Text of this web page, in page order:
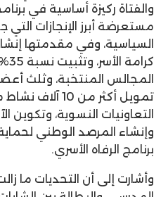
والفتاة ركيزة أساسية في
مستعرضة أبرز الإنجازات التي
السياسية، وفي مقدمتها
المجالس المنتخبة، وثلث
تمويل أكثر من 10
التعاونيات النسوية، وتكوين
وإنشاء المرصد الوطني لحماية
برنامج الرفاه الأسري.
وأشارت إلى أن التحديات ما